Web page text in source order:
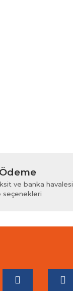
ve banka havalesi
seçenekleri